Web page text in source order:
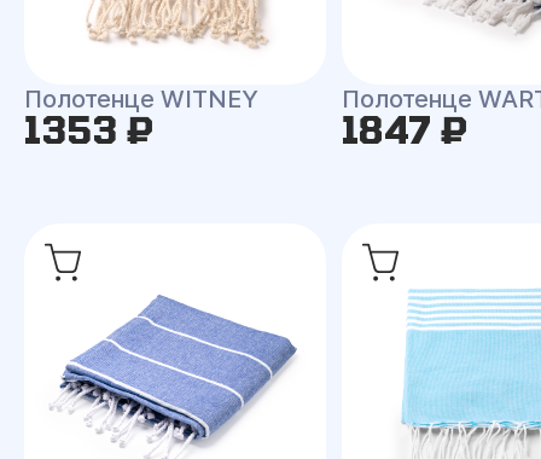
Полотенце WITNEY
1353 ₽
Полотенце
1847 ₽